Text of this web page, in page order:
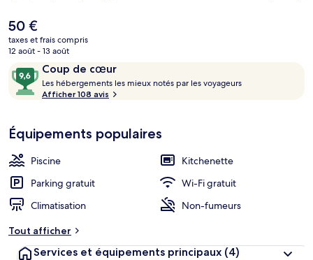
kitchenette et une télévision à écran plat, de quoi agrémenter votre
séjour.
Le
prix
actuel
de
50 €.
50 €
taxes et frais compris
12 août - 13 août
Avis
voyageurs
Coup de cœur
9,6
sur
10,
cœur
Les hébergements les mieux notés par les voyageurs
n
Afficher 108 avis
Équipements populaires
Piscine
Kitchenette
Parking gratuit
Wi-Fi gratuit
Climatisation
Non-fumeurs
Tout afficher
Services et équipements principaux (4)